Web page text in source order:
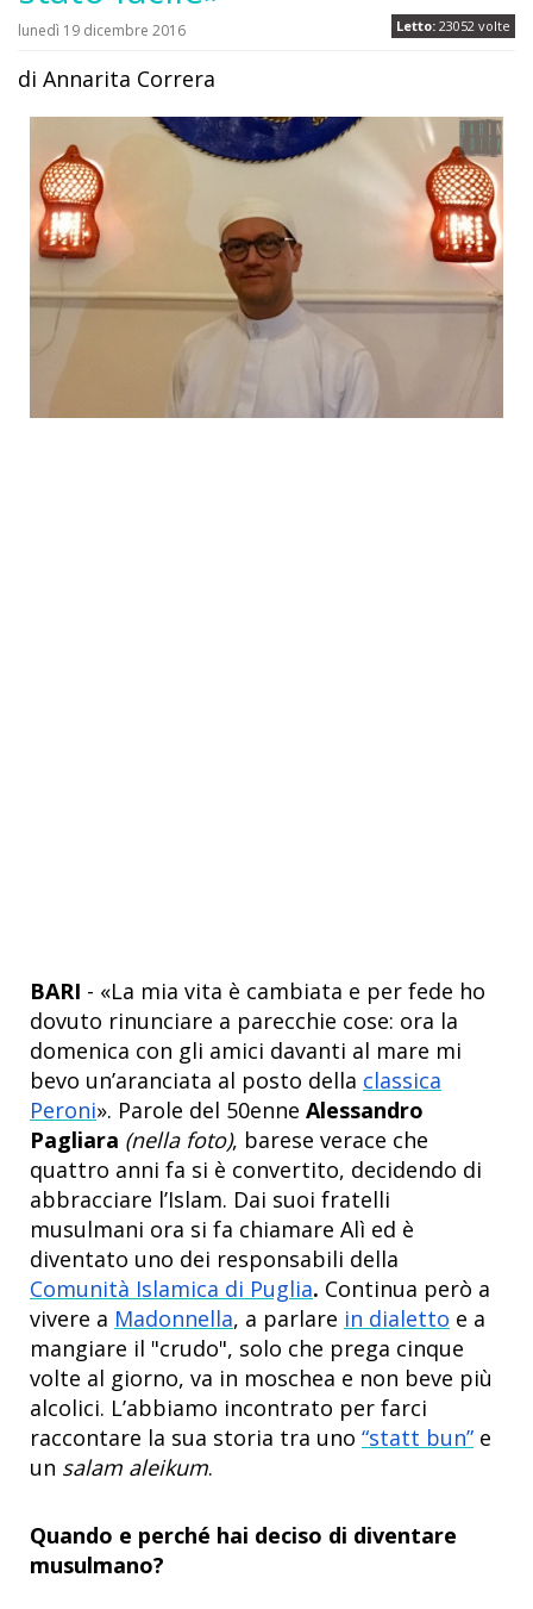
Letto: 23052 volte
lunedì 19 dicembre 2016
di Annarita Correra
BARI - «La mia vita è cambiata e per fede ho
dovuto rinunciare a parecchie cose: ora la
domenica con gli amici davanti al mare mi
bevo un’aranciata al posto della classica
Peroni». Parole del 50enne Alessandro
Pagliara (nella foto), barese verace che
quattro anni fa si è convertito, decidendo di
abbracciare l’Islam. Dai suoi fratelli
musulmani ora si fa chiamare Alì ed è
diventato uno dei responsabili della
Comunità Islamica di Puglia. Continua però a
vivere a Madonnella, a parlare in dialetto e a
mangiare il "crudo", solo che prega cinque
volte al giorno, va in moschea e non beve più
alcolici. L’abbiamo incontrato per farci
raccontare la sua storia tra uno “statt bun” e
un salam aleikum.
Quando e perché hai deciso di diventare
musulmano?